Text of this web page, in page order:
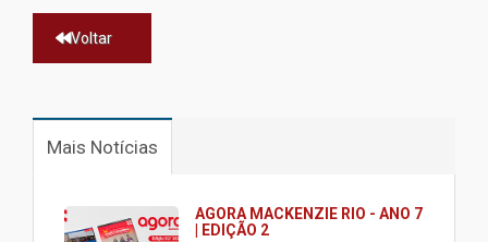
Voltar
Mais Notícias
AGORA MACKENZIE RIO - ANO 7
| EDIÇÃO 2